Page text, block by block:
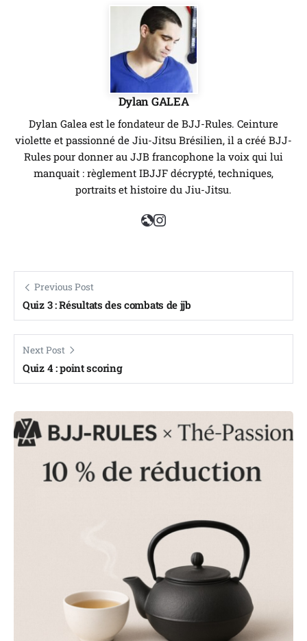
Dylan GALEA
Dylan Galea est le fondateur de BJJ-Rules. Ceinture
violette et passionné de Jiu-Jitsu Brésilien, il a créé BJJ-
Rules pour donner au JJB francophone la voix qui lui
manquait : règlement IBJJF décrypté, techniques,
portraits et histoire du Jiu-Jitsu.
Previous Post
Quiz 3 : Résultats des combats de jjb
Next Post
Quiz 4 : point scoring